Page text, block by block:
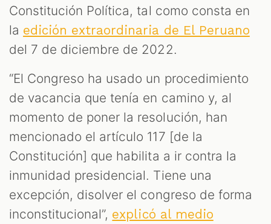
Constitución Política, tal como consta en
la edición extraordinaria de El Peruano
del 7 de diciembre de 2022.
“El Congreso ha usado un procedimiento
de vacancia que tenía en camino y, al
momento de poner la resolución, han
mencionado el artículo 117 [de la
Constitución] que habilita a ir contra la
inmunidad presidencial. Tiene una
excepción, disolver el congreso de forma
inconstitucional”, explicó al medio